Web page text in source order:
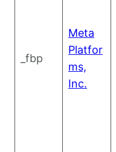
_fbp
Meta
Platfor
ms,
Inc.